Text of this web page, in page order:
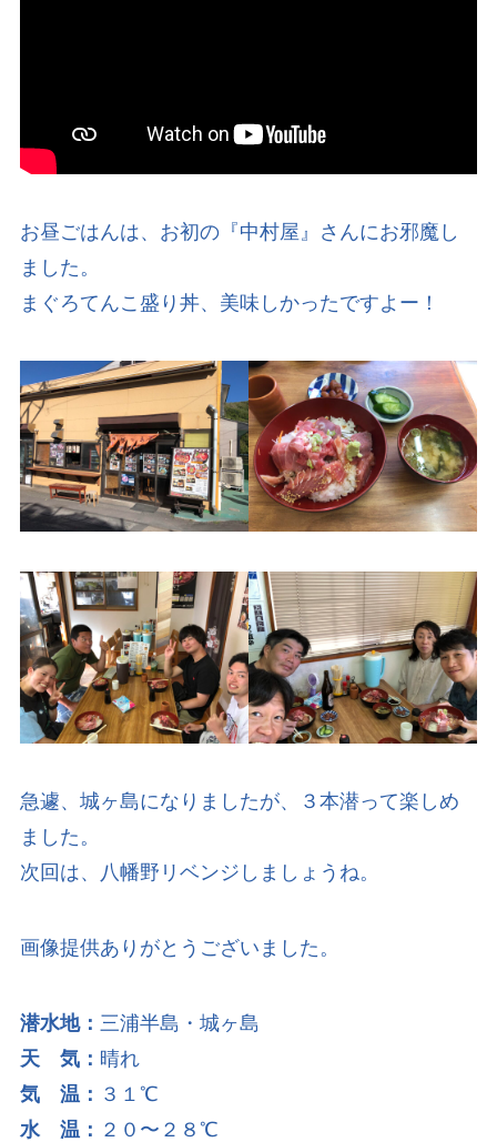
お昼ごはんは、お初の『中村屋』さんにお邪魔し
ました。
まぐろてんこ盛り丼、美味しかったですよー！
急遽、城ヶ島になりましたが、３本潜って楽しめ
ました。
次回は、八幡野リベンジしましょうね。
画像提供ありがとうございました。
潜水地： 三浦半島・城ヶ島
天 気： 晴れ
気 温： ３１℃
水 温： ２０〜２８℃